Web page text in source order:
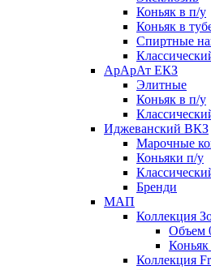
Коньяк в п/у
Коньяк в
Спиртные
АрАрАт ЕКЗ
Элитные
Коньяк в п/у
Иджеванский ВКЗ
Марочные
Коньяки п/у
Бренди
МАП
Коллекция
Объем
Коньяк
Коллекция